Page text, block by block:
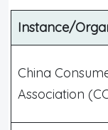
Instance/
China
Association